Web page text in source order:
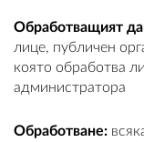
Обработващият
лице, публичен
която обработва
администратора
Обработване: